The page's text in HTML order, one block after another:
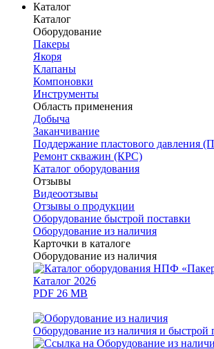
Каталог
Каталог
Оборудование
Пакеры
Якоря
Клапаны
Компоновки
Инструменты
Область применения
Добыча
Заканчивание
Поддержание пластового давления
Ремонт скважин (КРС)
Каталог оборудования
Отзывы
Видеоотзывы
Отзывы о продукции
Оборудование быстрой поставки
Оборудование из наличия
Карточки в каталоге
Оборудование из наличия
Каталог 2026
PDF 26 MB
Оборудование из наличия и быстрой